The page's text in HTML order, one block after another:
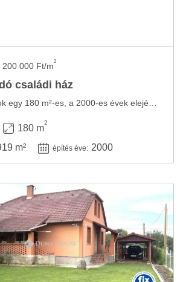
200 000 Ft/m2
családi ház
180 m
2
m² építés éve: 2000